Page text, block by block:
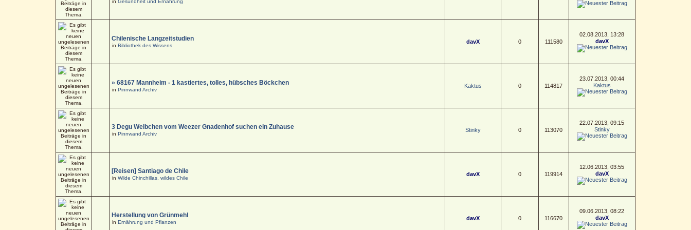
Chilenische Langzeitstudien
in Bibliothek des Wissens
davX 0 111580
02.08.2013, 13:28
davX
» 68167 Mannheim - 1 kastiertes, tolles, hübsches Böckchen
in Pinnwand Archiv
Kaktus 0 114817
23.07.2013, 00:44
Kaktus
3 Degu Weibchen vom Weezer Gnadenhof suchen ein Zuhause
in Pinnwand Archiv
Stinky 0 113070
22.07.2013, 09:15
Stinky
[Reisen] Santiago de Chile
in Wilde Chinchillas, wildes Chile
davX 0 119914
12.06.2013, 03:55
davX
Herstellung von Grünmehl
in Ernährung und Pflanzen
davX 0 116670
09.06.2013, 08:22
davX